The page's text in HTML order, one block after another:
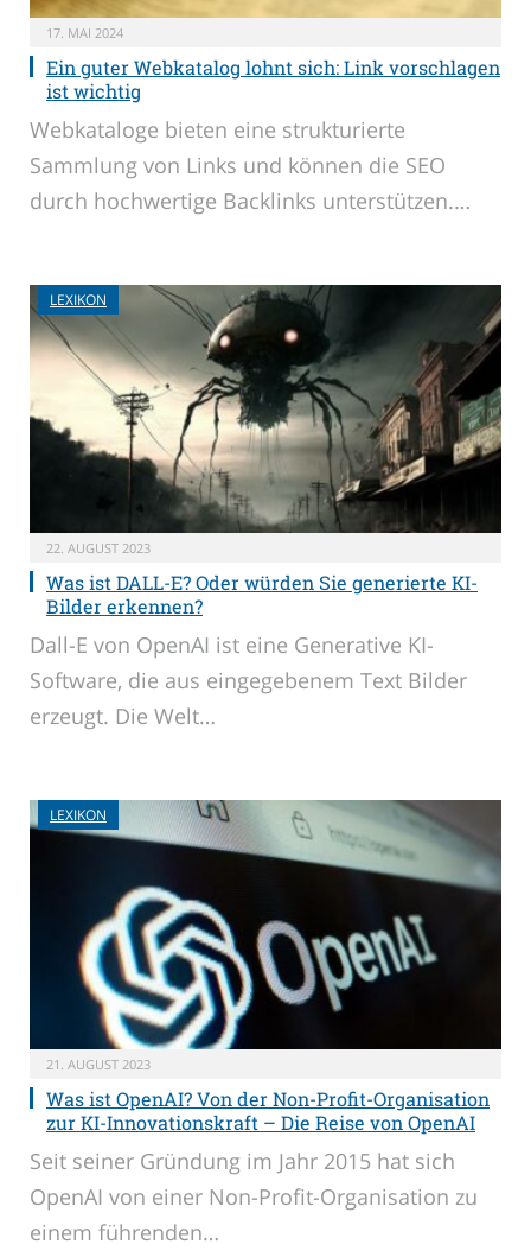
17. MAI 2024
Ein guter Webkatalog lohnt sich: Link vorschlagen
ist wichtig
Webkataloge bieten eine strukturierte
Sammlung von Links und können die SEO
durch hochwertige Backlinks unterstützen.…
LEXIKON
22. AUGUST 2023
Was ist DALL-E? Oder würden Sie generierte KI-
Bilder erkennen?
Dall-E von OpenAI ist eine Generative KI-
Software, die aus eingegebenem Text Bilder
erzeugt. Die Welt…
LEXIKON
21. AUGUST 2023
Was ist OpenAI? Von der Non-Profit-Organisation
zur KI-Innovationskraft – Die Reise von OpenAI
Seit seiner Gründung im Jahr 2015 hat sich
OpenAI von einer Non-Profit-Organisation zu
einem führenden…